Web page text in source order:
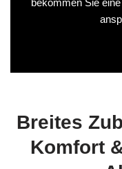
Breites
Komfort